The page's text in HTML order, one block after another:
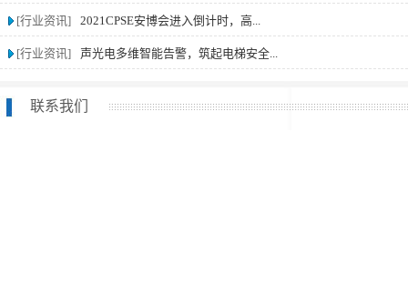
[行业资讯] 2021CPSE安博会进入倒计时，高...
[行业资讯] 声光电多维智能告警，筑起电梯安全...
联系我们